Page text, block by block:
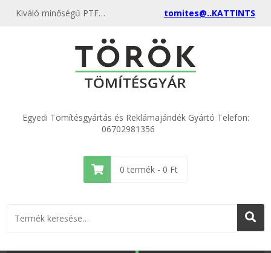
Kiváló minőségű PTFE Teflon 3/4" golyósszelep 24x30x2 kedvező áron, egyenest a gyártótól, rendeld meg most és csatlakozz a több ezer elégedett vásárlóhoz. tomites@..KATTINTS
Egyedi Tömítésgyártás és Reklámajándék Gyártó Telefon:
06702981356
0 termék - 0 Ft